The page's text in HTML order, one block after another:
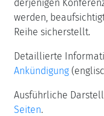
derjenigen
werden,
Reihe sicherstellt.
Detaillierte
Ankündigung
Ausführliche
Seiten.